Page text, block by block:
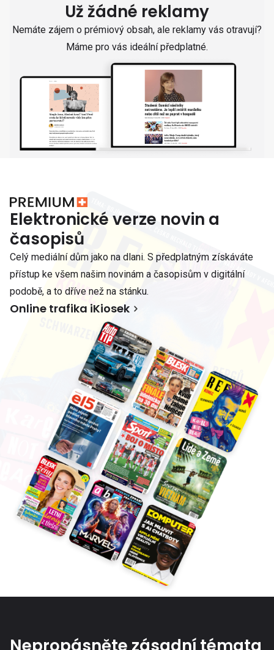
Už žádné reklamy
Nemáte zájem o prémiový obsah, ale reklamy vás otravují?
Máme pro vás ideální předplatné.
Elektronické verze novin a
časopisů
Celý mediální dům jako na dlani. S předplatným získáváte
přístup ke všem našim novinám a časopisům v digitální
podobě, a to dříve než na stánku.
Online trafika iKiosek